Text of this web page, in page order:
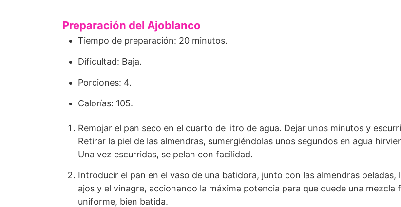
Preparación del Ajoblanco
Tiempo de preparación: 20 minutos.
Dificultad: Baja.
Porciones: 4.
Calorías: 105.
Remojar el pan seco en el cuarto de litro de agua. Dejar unos minutos y
Retirar la piel de las almendras, sumergiéndolas unos segundos en agua
Una vez escurridas, se pelan con facilidad.
Introducir el pan en el vaso de una batidora, junto con las almendras peladas,
ajos y el vinagre, accionando la máxima potencia para que quede una mezcla
uniforme, bien batida.